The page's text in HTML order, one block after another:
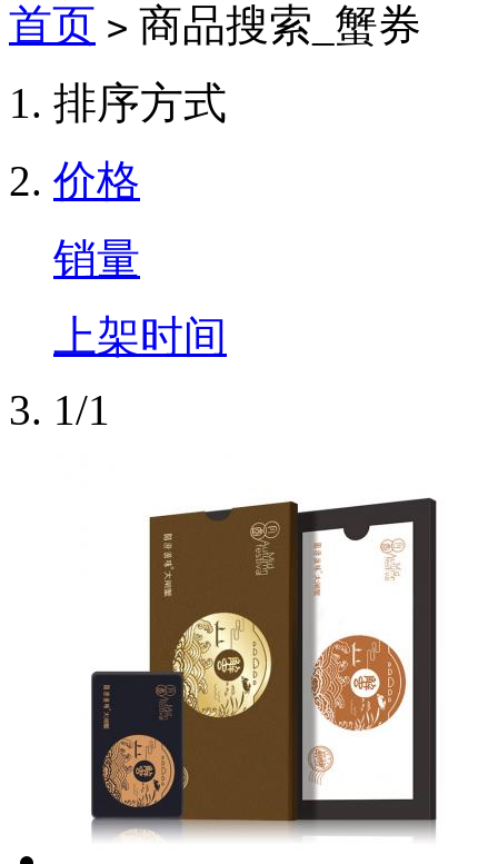
首页 > 商品搜索_蟹券
排序方式
价格
销量
上架时间
1/1